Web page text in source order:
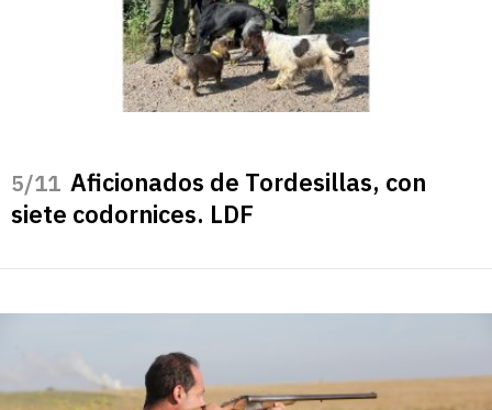
/11 Aficionados de Tordesillas, con
siete codornices. LDF